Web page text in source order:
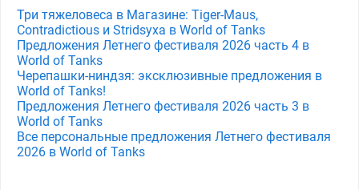
Три тяжеловеса в Магазине: Tiger-Maus,
Contradictious и Stridsyxa в World of Tanks
Предложения Летнего фестиваля 2026 часть 4 в
World of Tanks
Черепашки-ниндзя: эксклюзивные предложения в
World of Tanks!
Предложения Летнего фестиваля 2026 часть 3 в
World of Tanks
Все персональные предложения Летнего фестиваля
2026 в World of Tanks